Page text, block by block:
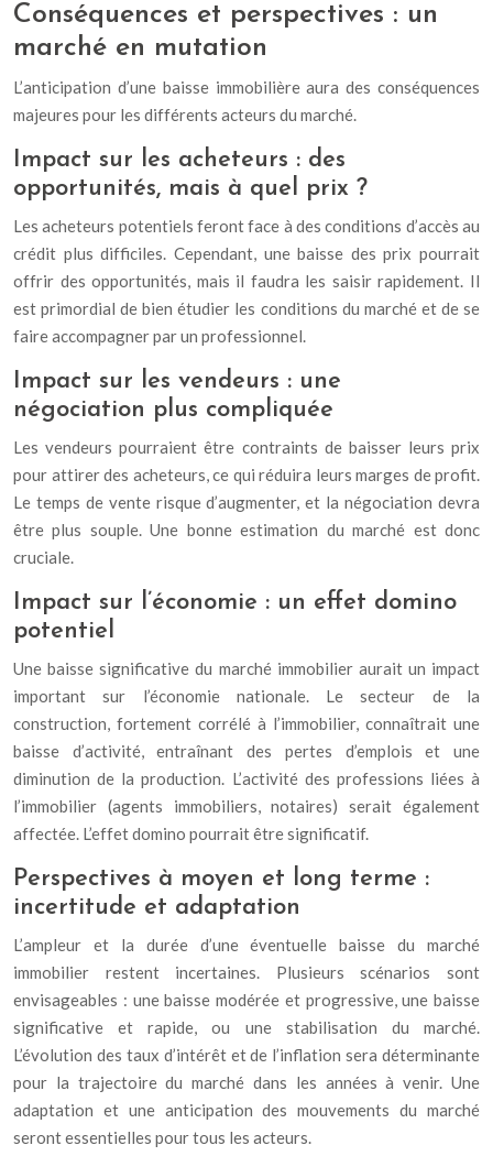
Conséquences et perspectives : un
marché en mutation
L’anticipation d’une baisse immobilière aura des conséquences
majeures pour les différents acteurs du marché.
Impact sur les acheteurs : des
opportunités, mais à quel prix ?
Les acheteurs potentiels feront face à des conditions d’accès au
crédit plus difficiles. Cependant, une baisse des prix pourrait
offrir des opportunités, mais il faudra les saisir rapidement. Il
est primordial de bien étudier les conditions du marché et de se
faire accompagner par un professionnel.
Impact sur les vendeurs : une
négociation plus compliquée
Les vendeurs pourraient être contraints de baisser leurs prix
pour attirer des acheteurs, ce qui réduira leurs marges de profit.
Le temps de vente risque d’augmenter, et la négociation devra
être plus souple. Une bonne estimation du marché est donc
cruciale.
Impact sur l’économie : un effet domino
potentiel
Une baisse significative du marché immobilier aurait un impact
important sur l’économie nationale. Le secteur de la
construction, fortement corrélé à l’immobilier, connaîtrait une
baisse d’activité, entraînant des pertes d’emplois et une
diminution de la production. L’activité des professions liées à
l’immobilier (agents immobiliers, notaires) serait également
affectée. L’effet domino pourrait être significatif.
Perspectives à moyen et long terme :
incertitude et adaptation
L’ampleur et la durée d’une éventuelle baisse du marché
immobilier restent incertaines. Plusieurs scénarios sont
envisageables : une baisse modérée et progressive, une baisse
significative et rapide, ou une stabilisation du marché.
L’évolution des taux d’intérêt et de l’inflation sera déterminante
pour la trajectoire du marché dans les années à venir. Une
adaptation et une anticipation des mouvements du marché
seront essentielles pour tous les acteurs.